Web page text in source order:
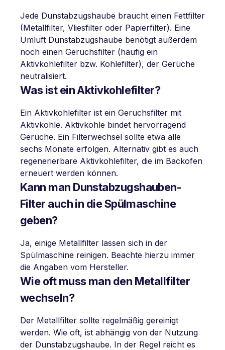
Jede Dunstabzugshaube braucht einen Fettfilter
(Metallfilter, Vliesfilter oder Papierfilter). Eine
Umluft Dunstabzugshaube benötigt außerdem
noch einen Geruchsfilter (häufig ein
Aktivkohlefilter bzw. Kohlefilter), der Gerüche
neutralisiert.
Was ist ein Aktivkohlefilter?
Ein Aktivkohlefilter ist ein Geruchsfilter mit
Aktivkohle. Aktivkohle bindet hervorragend
Gerüche. Ein Filterwechsel sollte etwa alle
sechs Monate erfolgen. Alternativ gibt es auch
regenerierbare Aktivkohlefilter, die im Backofen
erneuert werden können.
Kann man Dunstabzugshauben-
Filter auch in die Spülmaschine
geben?
Ja, einige Metallfilter lassen sich in der
Spülmaschine reinigen. Beachte hierzu immer
die Angaben vom Hersteller.
Wie oft muss man den Metallfilter
wechseln?
Der Metallfilter sollte regelmäßig gereinigt
werden. Wie oft, ist abhängig von der Nutzung
der Dunstabzugshaube. In der Regel reicht es